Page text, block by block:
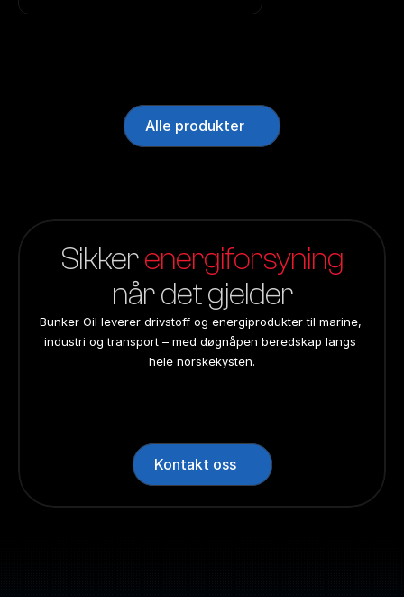
Alle produkter
Sikker energiforsyning
når det gjelder
Bunker Oil leverer drivstoff og energiprodukter til marine,
industri og transport – med døgnåpen beredskap langs
hele norskekysten.
Kontakt oss